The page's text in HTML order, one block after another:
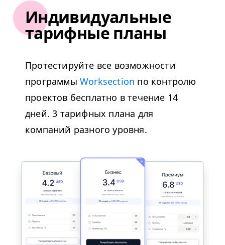
Индивидуальные
тарифные планы
Протестируйте все возможности
программы Worksection по контролю
проектов бесплатно в течение 14
дней. 3 тарифных плана для
компаний разного уровня.